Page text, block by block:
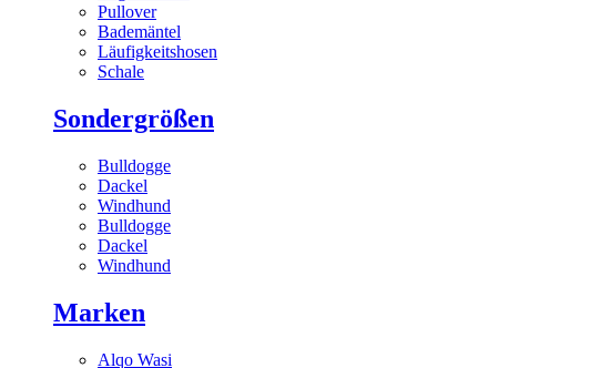
Pullover
Bademäntel
Läufigkeitshosen
Schale
Sondergrößen
Bulldogge
Dackel
Windhund
Bulldogge
Dackel
Windhund
Marken
Alqo Wasi